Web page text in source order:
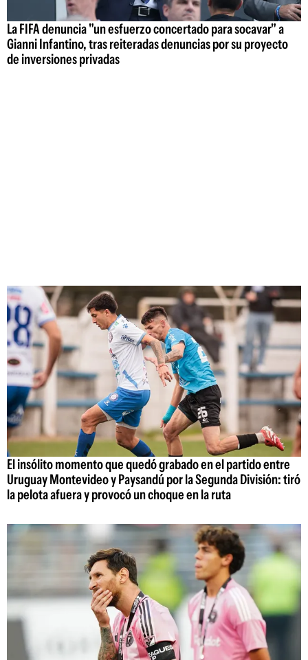
La FIFA denuncia "un esfuerzo concertado para socavar" a
Gianni Infantino, tras reiteradas denuncias por su proyecto
de inversiones privadas
El insólito momento que quedó grabado en el partido entre
Uruguay Montevideo y Paysandú por la Segunda División: tiró
la pelota afuera y provocó un choque en la ruta